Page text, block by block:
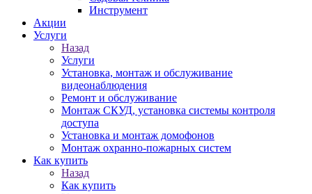
Инструмент
Акции
Услуги
Назад
Услуги
Установка, монтаж и обслуживание
видеонаблюдения
Ремонт и обслуживание
Монтаж СКУД, установка системы контроля
доступа
Установка и монтаж домофонов
Монтаж охранно-пожарных систем
Как купить
Назад
Как купить